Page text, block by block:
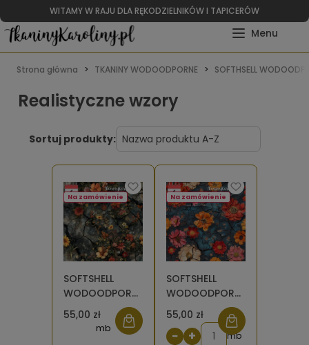
WITAMY W RAJU DLA RĘKODZIELNIKÓW I TAPICERÓW
Strona główna TKANINY WODOODPORNE SOFTHSELL
Realistyczne wzory
Sortuj produkty:
SOFTSHELL
WODOODPORNY
Kwiaty na
skałach 9 [6]
55,00 zł
Na zamówienie
mb
SOFTSHELL
WODOODPORNY
Kwiaty na
skałach 10 [6]
55,00 zł
Na zamówienie
− + mb